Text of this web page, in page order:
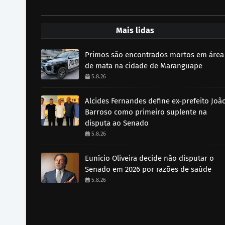
Mais lidas
Primos são encontrados mortos em área
de mata na cidade de Maranguape
5.8.26
Alcides Fernandes define ex-prefeito
Barroso como primeiro suplente na
disputa ao Senado
5.8.26
Eunício Oliveira decide não disputar o
Senado em 2026 por razões de saúde
5.8.26